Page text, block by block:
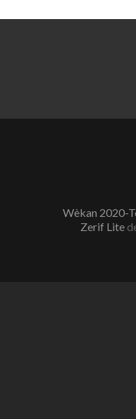
Wèkan 2020-
Zerif Lite